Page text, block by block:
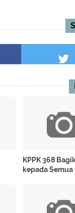
KPPK 368
kepada Semua